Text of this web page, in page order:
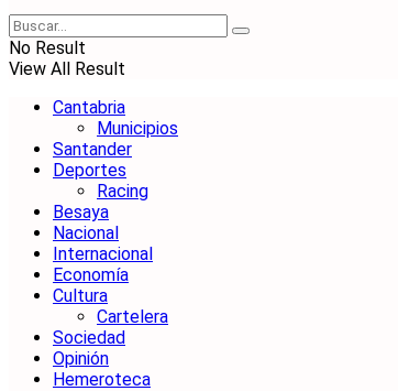
No Result
View All Result
Cantabria
Municipios
Santander
Deportes
Racing
Besaya
Nacional
Internacional
Economía
Cultura
Cartelera
Sociedad
Opinión
Hemeroteca